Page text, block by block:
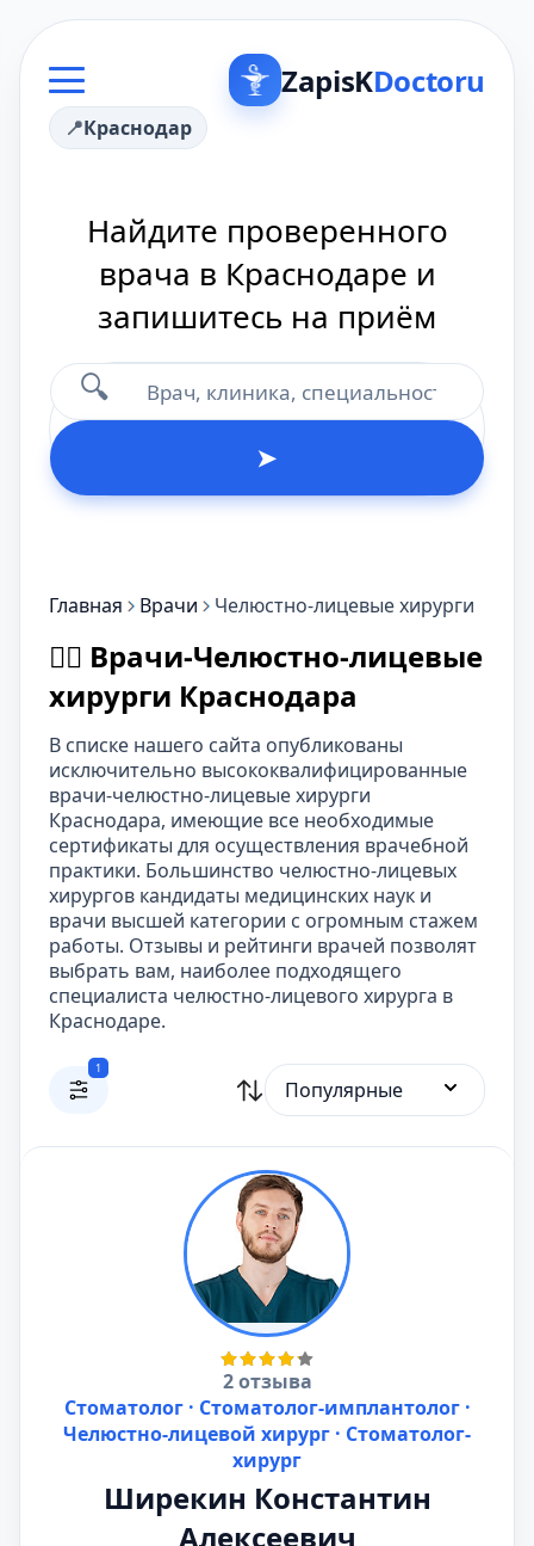
ZapisKDoctoru
Краснодар
Найдите проверенного
врача в Краснодаре и
запишитесь на приём
🔍
➤
Главная Врачи Челюстно-лицевые хирурги
👨‍⚕️ Врачи-Челюстно-лицевые
хирурги Краснодара
В списке нашего сайта опубликованы
исключительно высококвалифицированные
врачи-челюстно-лицевые хирурги
Краснодара, имеющие все необходимые
сертификаты для осуществления врачебной
практики. Большинство челюстно-лицевых
хирургов кандидаты медицинских наук и
врачи высшей категории с огромным стажем
работы. Отзывы и рейтинги врачей позволят
выбрать вам, наиболее подходящего
специалиста челюстно-лицевого хирурга в
Краснодаре.
1
Популярные
2 отзыва
Стоматолог · Стоматолог-имплантолог ·
Челюстно-лицевой хирург · Стоматолог-
хирург
Ширекин Константин
Алексеевич